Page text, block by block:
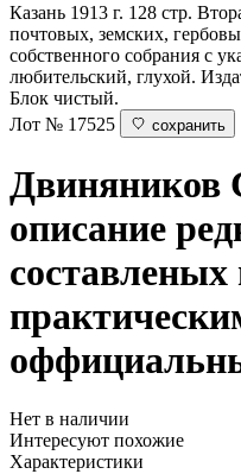
Казань 1913 г. 128 стр.
почтовых, земских,
собственного собрания с
любительский, глухой.
Блок чистый.
Лот № 17525
сохранить
Двиняников
описание
составленых
Нет в наличии
Интересуют похожие
Характеристики